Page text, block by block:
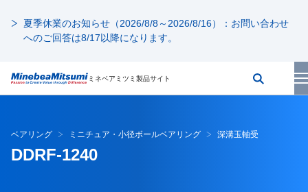
夏季休業のお知らせ（2026/8/8～2026/8/16）：お問い合わせ
へのご回答は8/17以降になります。
ミネベアミツミ製品サイト
ベアリング ミニチュア・小径ボールベアリング 深溝玉軸受
DDRF-1240